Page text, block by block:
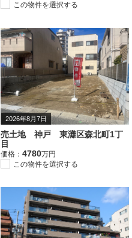
この物件を選択する
2026年8月7日
売土地 神戸 東灘区森北町1丁
目
価格： 4780万円
この物件を選択する